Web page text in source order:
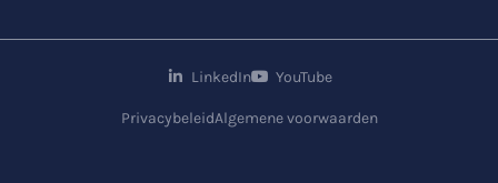
LinkedIn YouTube
PrivacybeleidAlgemene voorwaarden